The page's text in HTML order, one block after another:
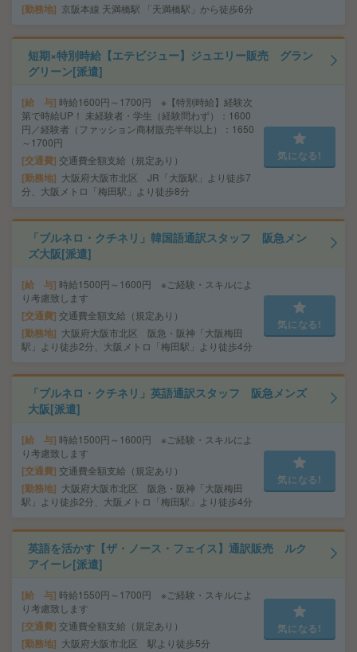
勤務地 京阪本線 天満橋駅 「天満橋駅」から徒歩6分
短期×特別時給【エテビジュー】ジュエリー販売 グラン
グリーン[派遣]
給 与 時給1600円～1700円 ※【特別時給】経験次
第で時給UP！ 未経験者・学生（経験問わず）：1600
円／経験者（ファッション商材販売半年以上）：1650
～1700円
交通費 交通費全額支給（規定あり）
勤務地
大阪府大阪市北区 JR「大阪駅」より徒歩7
分、大阪メトロ「梅田駅」より徒歩8分
気になる!
「ブルネロ・クチネリ」韓国語通訳スタッフ 阪急メン
ズ大阪[派遣]
給 与 時給1500円～1600円 ※ご経験・スキルによ
り考慮致します
交通費 交通費全額支給（規定あり）
勤務地
大阪府大阪市北区 阪急・阪神「大阪梅田
駅」より徒歩2分、大阪メトロ「梅田駅」より徒歩4分
気になる!
「ブルネロ・クチネリ」英語通訳スタッフ 阪急メンズ
大阪[派遣]
給 与 時給1500円～1600円 ※ご経験・スキルによ
り考慮致します
交通費 交通費全額支給（規定あり）
勤務地
大阪府大阪市北区 阪急・阪神「大阪梅田
駅」より徒歩2分、大阪メトロ「梅田駅」より徒歩4分
気になる!
英語を活かす【ザ・ノース・フェイス】通訳販売 ルク
アイーレ[派遣]
給 与 時給1550円～1700円 ※ご経験・スキルによ
り考慮致します
交通費 交通費全額支給（規定あり）
勤務地 大阪府大阪市北区 駅より徒歩5分
気になる!